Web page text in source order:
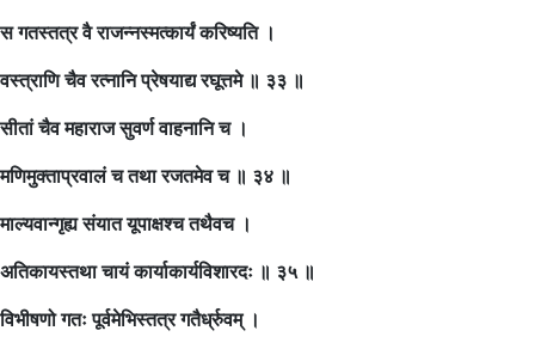
स गतस्तत्र वै राजन्नस्मत्कार्यं करिष्यति ।
वस्त्राणि चैव रत्नानि प्रेषयाद्य रघूत्तमे ॥ ३३ ॥
सीतां चैव महाराज सुवर्ण वाहनानि च ।
मणिमुक्ताप्रवालं च तथा रजतमेव च ॥ ३४ ॥
माल्यवान्गृह्य संयात यूपाक्षश्च तथैवच ।
अतिकायस्तथा चायं कार्याकार्यविशारदः ॥ ३५ ॥
विभीषणो गतः पूर्वमेभिस्तत्र गतैर्ध्रुवम् ।